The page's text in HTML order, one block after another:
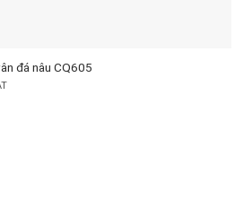
đá nâu CQ605